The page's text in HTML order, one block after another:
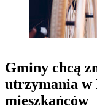
Gminy chcą
utrzymania w
mieszkańców